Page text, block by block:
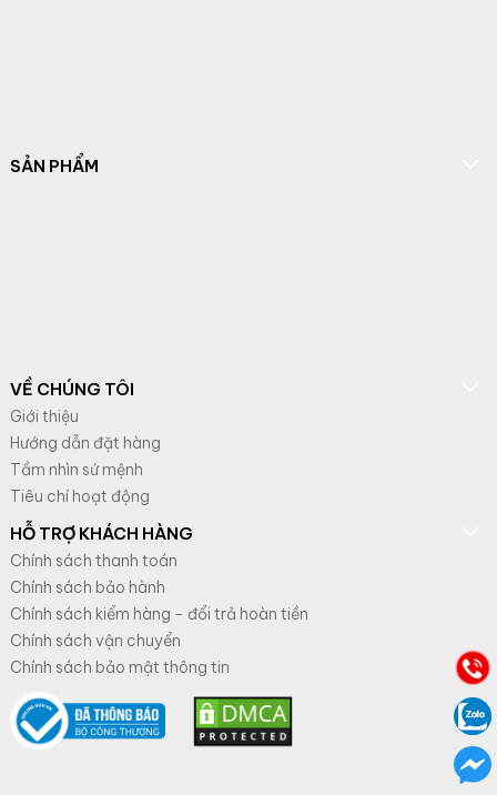
SẢN PHẨM
VỀ CHÚNG TÔI
Giới thiệu
Hướng dẫn đặt hàng
Tầm nhìn sứ mệnh
Tiêu chí hoạt động
HỖ TRỢ KHÁCH HÀNG
Chính sách thanh toán
Chính sách bảo hành
Chính sách kiểm hàng - đổi trả hoàn tiền
Chính sách vận chuyển
Chính sách bảo mật thông tin